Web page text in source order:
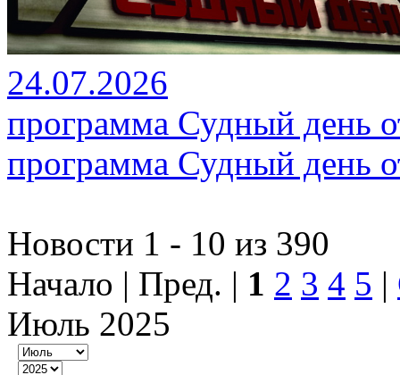
24.07.2026
программа Судный день
программа Судный день
Новости 1 - 10 из 390
Начало | Пред. | 1 2 3 4 5 |
Июль 2025